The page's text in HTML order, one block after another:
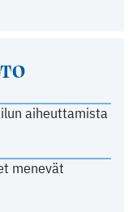
aiheuttamista
menevät